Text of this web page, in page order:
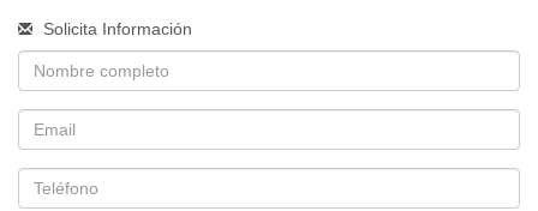
Solicita Información
Nombre
Email
Telefono